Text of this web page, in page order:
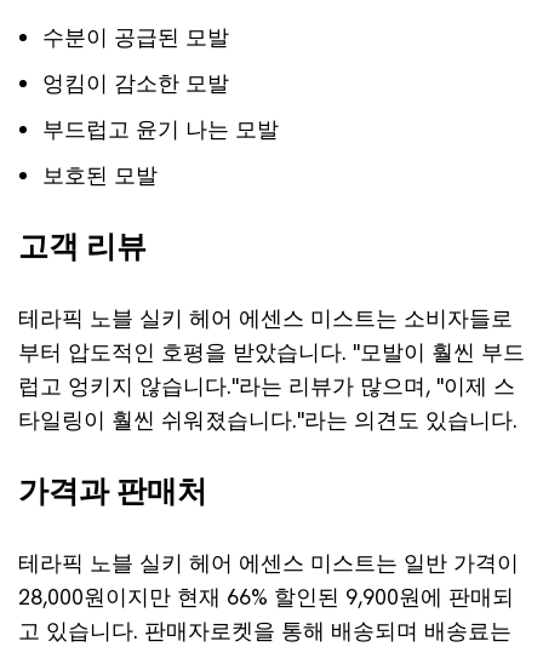
수분이 공급된 모발
엉킴이 감소한 모발
부드럽고 윤기 나는 모발
보호된 모발
고객 리뷰
테라픽 노블 실키 헤어 에센스 미스트는 소비자들로
부터 압도적인 호평을 받았습니다. "모발이 훨씬 부드
럽고 엉키지 않습니다."라는 리뷰가 많으며, "이제 스
타일링이 훨씬 쉬워졌습니다."라는 의견도 있습니다.
가격과 판매처
테라픽 노블 실키 헤어 에센스 미스트는 일반 가격이
28,000원이지만 현재 66% 할인된 9,900원에 판매되
고 있습니다. 판매자로켓을 통해 배송되며 배송료는